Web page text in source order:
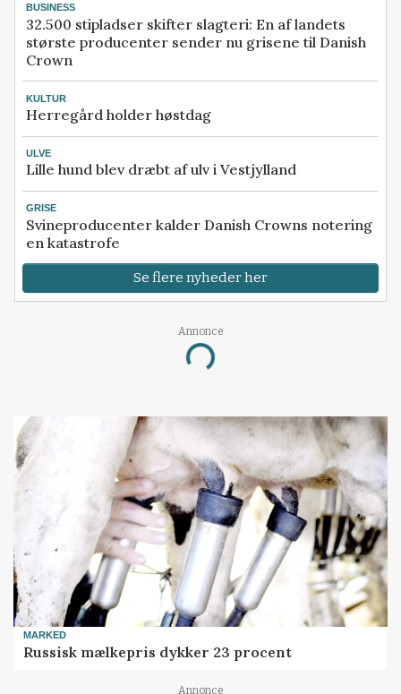
BUSINESS
32.500 stipladser skifter slagteri: En af landets
største producenter sender nu grisene til Danish
Crown
KULTUR
Herregård holder høstdag
ULVE
Lille hund blev dræbt af ulv i Vestjylland
GRISE
Svineproducenter kalder Danish Crowns notering
en katastrofe
Se flere nyheder her
Annonce
Loading...
MARKED
Russisk mælkepris dykker 23 procent
Annonce